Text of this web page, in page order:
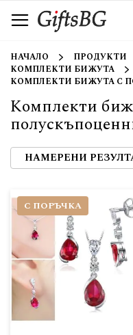
към
съдържанието
НАЧАЛО ПРОДУКТИ
КОМПЛЕКТИ БИЖУТА
КОМПЛЕКТИ БИЖУТА С
Комплекти
С ПОРЪЧКА
НАМЕРЕНИ